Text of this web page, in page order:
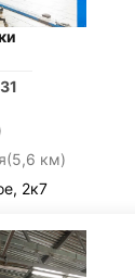
(5,6 км)
2к7